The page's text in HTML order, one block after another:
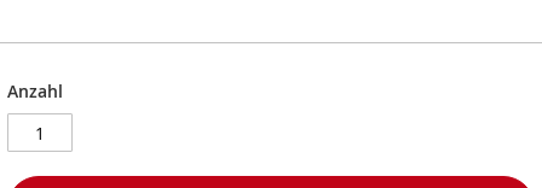
Anzahl